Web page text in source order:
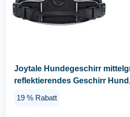
Joytale Hundegeschirr
reflektierendes Geschirr
19 % Rabatt